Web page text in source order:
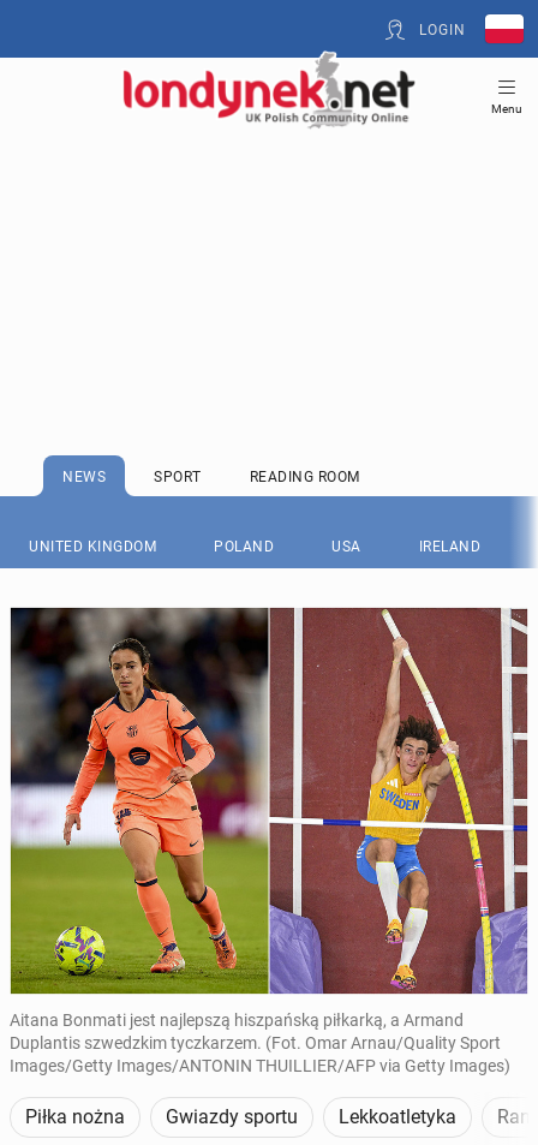
LOGIN
Menu
NEWS SPORT READING ROOM
UNITED KINGDOM POLAND USA IRELAND
Aitana Bonmati jest najlepszą hiszpańską piłkarką, a Armand
Duplantis szwedzkim tyczkarzem. (Fot. Omar Arnau/Quality Sport
Images/Getty Images/ANTONIN THUILLIER/AFP via Getty Images)
Piłka nożna Gwiazdy sportu Lekkoatletyka